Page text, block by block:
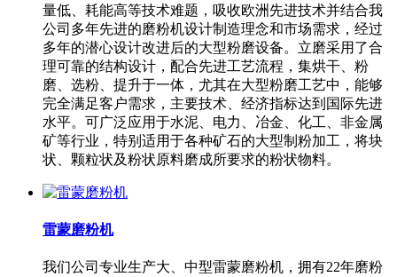
量低、耗能高等技术难题，吸收欧洲先进技术并结合我
公司多年先进的磨粉机设计制造理念和市场需求，经过
多年的潜心设计改进后的大型粉磨设备。立磨采用了合
理可靠的结构设计，配合先进工艺流程，集烘干、粉
磨、选粉、提升于一体，尤其在大型粉磨工艺中，能够
完全满足客户需求，主要技术、经济指标达到国际先进
水平。可广泛应用于水泥、电力、冶金、化工、非金属
矿等行业，特别适用于各种矿石的大型制粉加工，将块
状、颗粒状及粉状原料磨成所要求的粉状物料。
雷蒙磨粉机
我们公司专业生产大、中型雷蒙磨粉机，拥有22年磨粉